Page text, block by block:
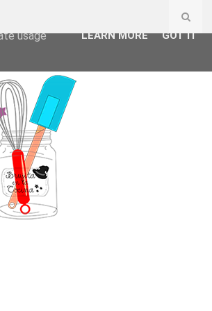
agent
usage
LEARN MORE GOT IT